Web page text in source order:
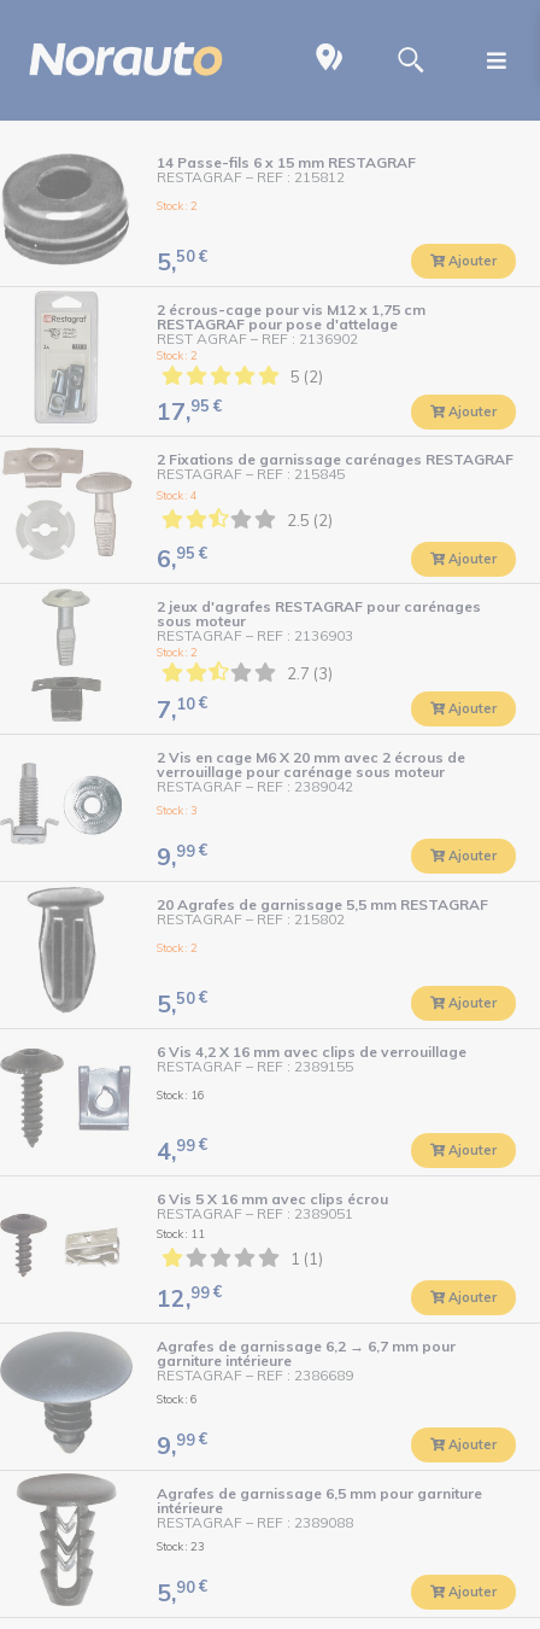
14 Passe-fils 6 x 15 mm RESTAGRAF
RESTAGRAF – REF : 215812
Stock : 2
5,50€ Ajouter
2 écrous-cage pour vis M12 x 1,75 cm
RESTAGRAF pour pose d'attelage
REST AGRAF – REF : 2136902
Stock : 2
5 (2)
17,95 € Ajouter
2 Fixations de garnissage carénages RESTAGRAF
RESTAGRAF – REF : 215845
Stock : 4
2.5 (2)
6,95 € Ajouter
2 jeux d'agrafes RESTAGRAF pour carénages
sous moteur
RESTAGRAF – REF : 2136903
Stock : 2
2.7 (3)
7,10€ Ajouter
2 Vis en cage M6 X 20 mm avec 2 écrous de
verrouillage pour carénage sous moteur
RESTAGRAF – REF : 2389042
Stock : 3
9,99€ Ajouter
20 Agrafes de garnissage 5,5 mm RESTAGRAF
RESTAGRAF – REF : 215802
Stock : 2
5,50€ Ajouter
6 Vis 4,2 X 16 mm avec clips de verrouillage
RESTAGRAF – REF : 2389155
Stock : 16
4,99€ Ajouter
6 Vis 5 X 16 mm avec clips écrou
RESTAGRAF – REF : 2389051
Stock : 11
1 (1)
12,99€ Ajouter
Agrafes de garnissage 6,2 → 6,7 mm pour
garniture intérieure
RESTAGRAF – REF : 2386689
Stock : 6
9,99€ Ajouter
Agrafes de garnissage 6,5 mm pour garniture
intérieure
RESTAGRAF – REF : 2389088
Stock : 23
5,90€ Ajouter